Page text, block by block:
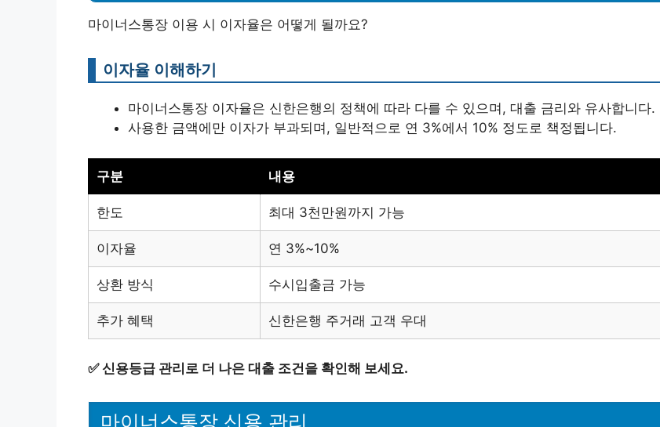
마이너스통장 이용 시 이자율은 어떻게 될까요?
이자율 이해하기
마이너스통장 이자율은 신한은행의 정책에 따라 다를 수 있으며, 대출 금리와 유사합니다.
사용한 금액에만 이자가 부과되며, 일반적으로 연 3%에서 10% 정도로 책정됩니다.
구분 내용
한도 최대 3천만원까지 가능
이자율 연 3%~10%
상환 방식 수시입출금 가능
추가 혜택 신한은행 주거래 고객 우대
✅신용등급 관리로 더 나은 대출 조건을 확인해 보세요.
마이너스통장 신용 관리